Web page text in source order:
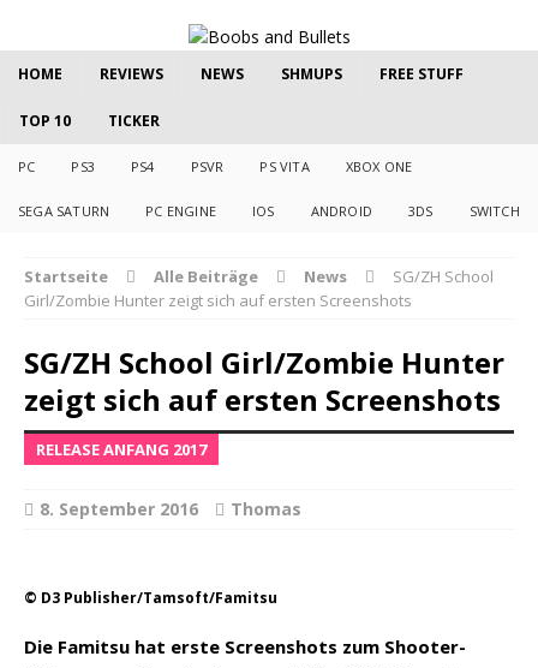
HOME REVIEWS NEWS SHMUPS FREE STUFF
TOP 10 TICKER
PC PS3 PS4 PSVR PS VITA XBOX ONE
SEGA SATURN PC ENGINE IOS ANDROID 3DS SWITCH
Startseite Alle Beiträge News
SG/ZH School
Girl/Zombie Hunter zeigt sich auf ersten Screenshots
SG/ZH School Girl/Zombie Hunter
zeigt sich auf ersten Screenshots
RELEASE ANFANG 2017
8. September 2016 Thomas
© D3 Publisher/Tamsoft/Famitsu
Die Famitsu hat erste Screenshots zum Shooter-